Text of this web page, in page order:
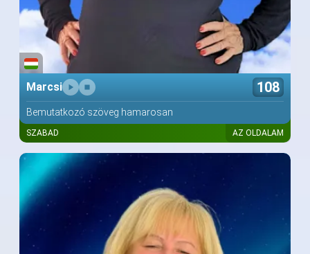
Marcsi 108
Bemutatkozó szöveg hamarosan
SZABAD AZ OLDALAM